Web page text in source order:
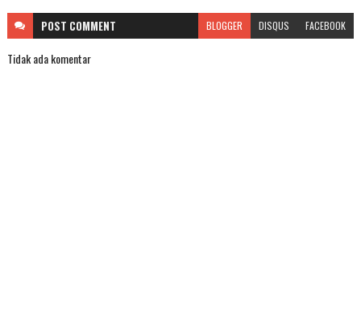
POST COMMENT BLOGGER DISQUS FACEBOOK
Tidak ada komentar